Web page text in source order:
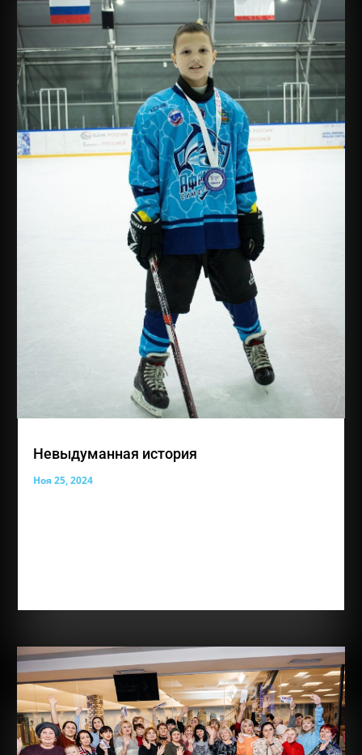
Невыдуманная история
Ноя 25, 2024